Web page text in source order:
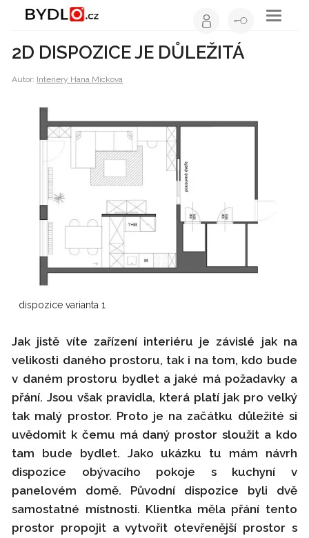
Toggle
2D DISPOZICE JE DŮLEŽITÁ
Autor: Interiery Hana Mickova
dispozice varianta 1
Jak jistě víte zařízení interiéru je závislé jak na
velikosti daného prostoru, tak i na tom, kdo bude
v daném prostoru bydlet a jaké má požadavky a
přání. Jsou však pravidla, která platí jak pro velký
tak malý prostor. Proto je na začátku důležité si
uvědomit k čemu má daný prostor sloužit a kdo
tam bude bydlet. Jako ukázku tu mám návrh
dispozice obývacího pokoje s kuchyní v
panelovém domě. Původní dispozice byli dvě
samostatné místnosti. Klientka měla přání tento
prostor propojit a vytvořit otevřenější prostor s